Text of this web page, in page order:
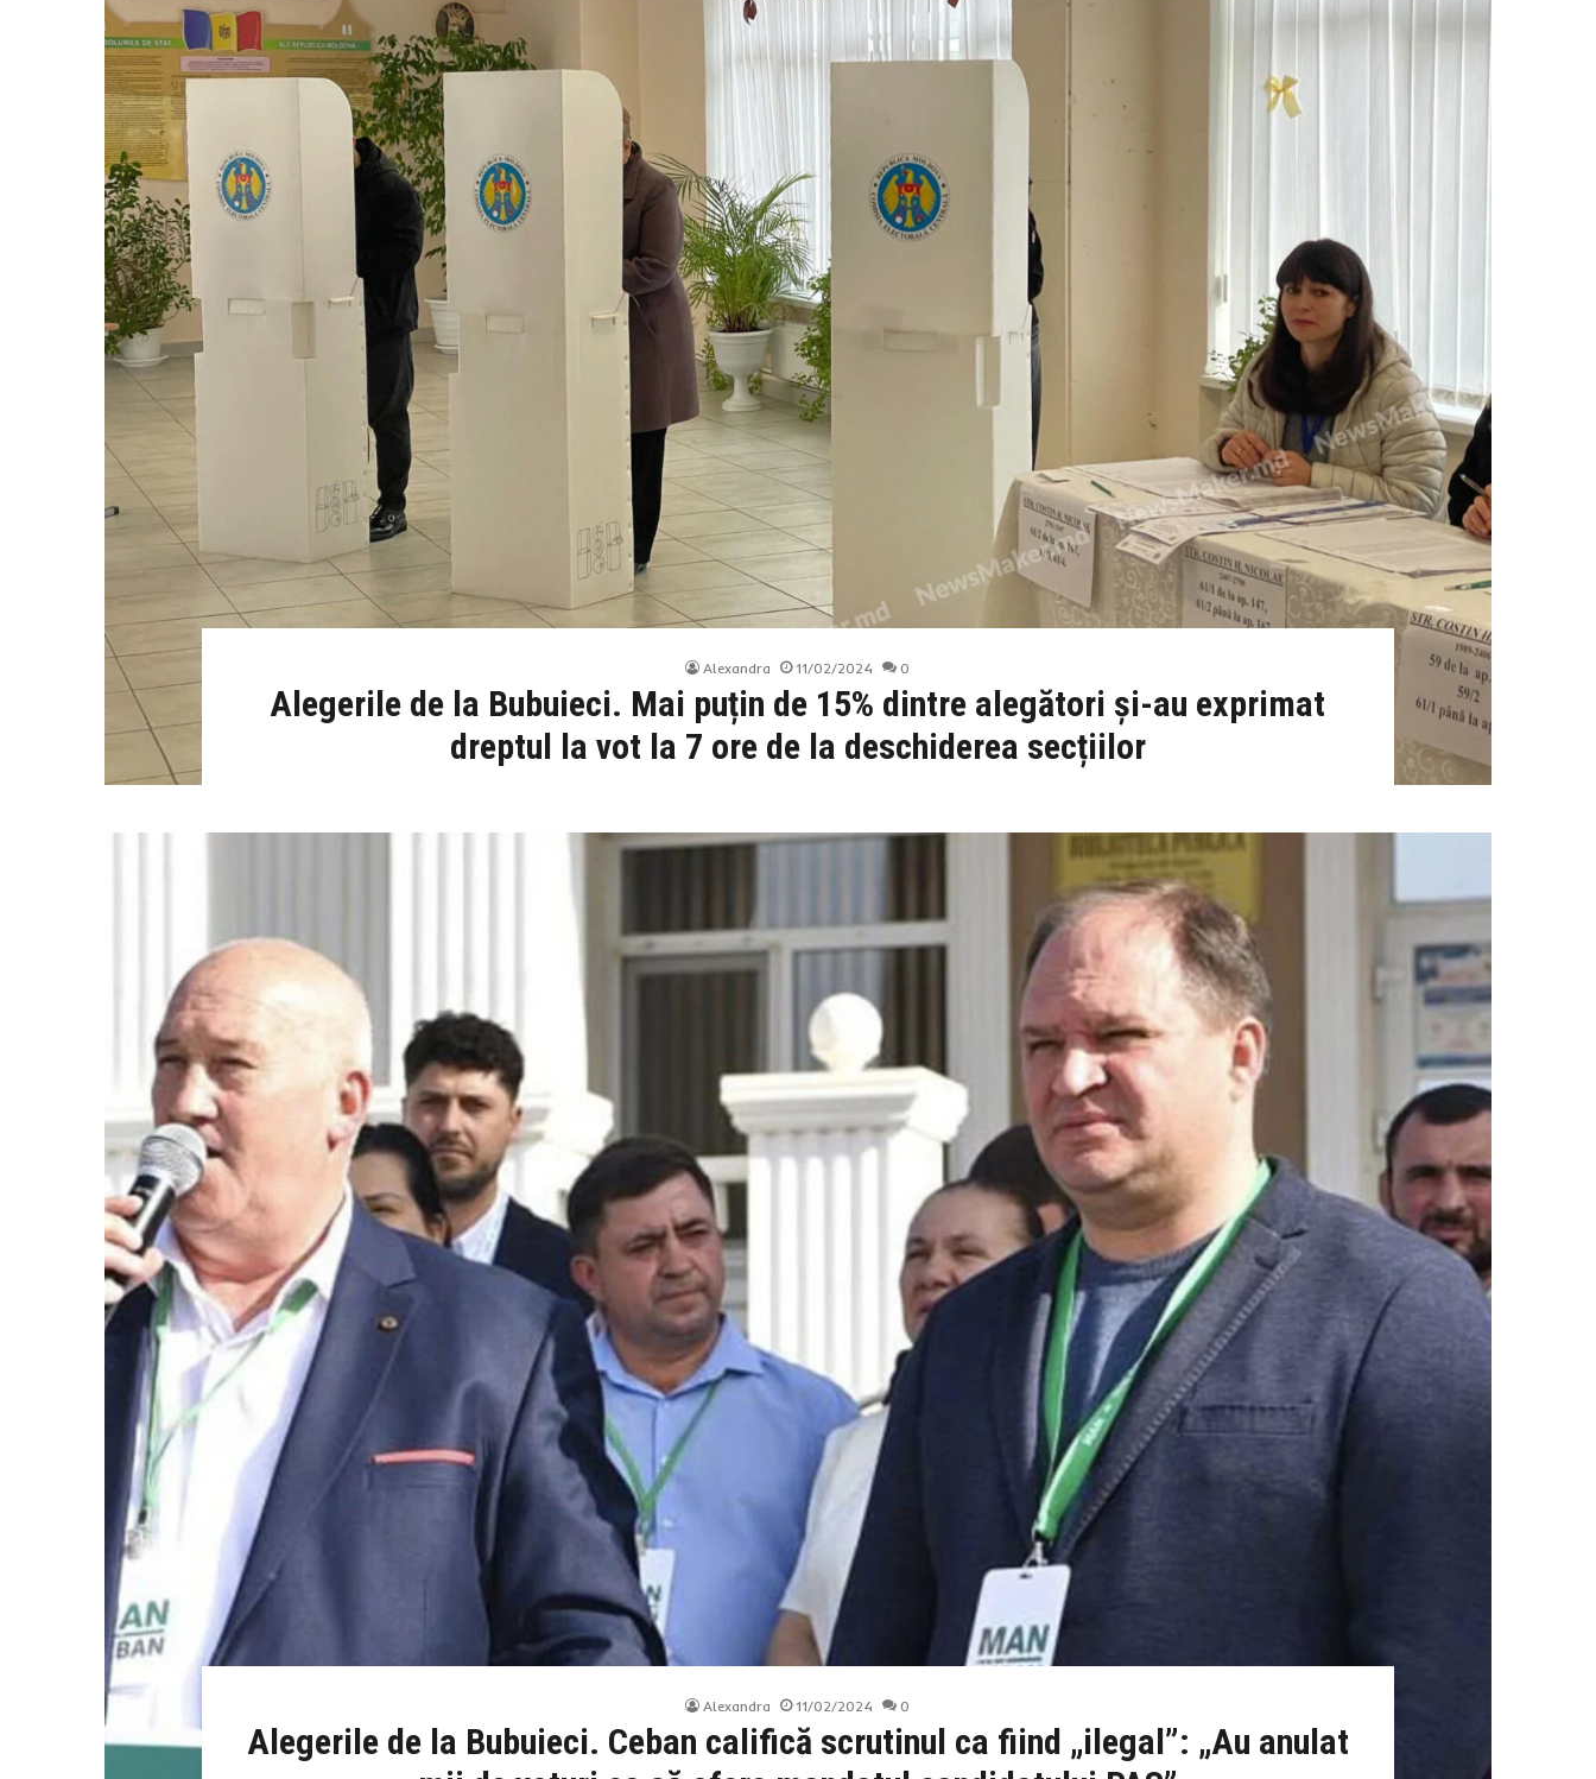
Alexandra 11/02/2024 0
Alegerile de la Bubuieci. Mai puțin de 15% dintre alegători și-au exprimat
dreptul la vot la 7 ore de la deschiderea secțiilor
Alexandra 11/02/2024 0
Alegerile de la Bubuieci. Ceban califică scrutinul ca fiind „ilegal”: „Au anulat